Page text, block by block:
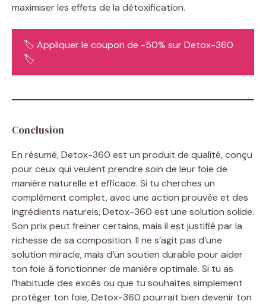
maximiser les effets de la détoxification.
🏷️ Appliquer le coupon de -50% sur Detox-360
🏷️
Conclusion
En résumé, Detox-360 est un produit de qualité, conçu
pour ceux qui veulent prendre soin de leur foie de
manière naturelle et efficace. Si tu cherches un
complément complet, avec une action prouvée et des
ingrédients naturels, Detox-360 est une solution solide.
Son prix peut freiner certains, mais il est justifié par la
richesse de sa composition. Il ne s’agit pas d’une
solution miracle, mais d’un soutien durable pour aider
ton foie à fonctionner de manière optimale. Si tu as
l’habitude des excès ou que tu souhaites simplement
protéger ton foie, Detox-360 pourrait bien devenir ton